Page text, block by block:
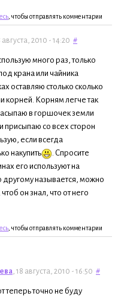
, чтобы отправлять комментарии
августа, 2010 - 14:20 #
много раз, только
крана или чайника
оставляю столько сколько
корней. Корням легче так
в горшочек земли
присыпаю со всех сторон
если всегда
накупить
. Спросите
его используют на
другому называется, можно
он знал, что от него
, чтобы отправлять комментарии
, 18 августа, 2010 - 16:50 #
теперь точно не буду